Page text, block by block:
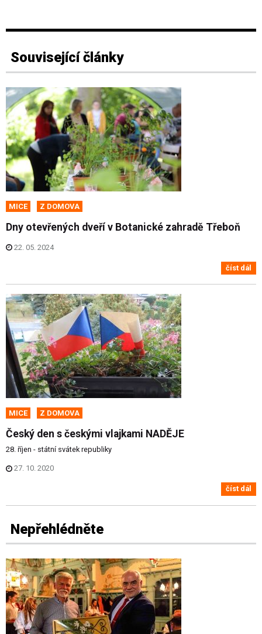
Související články
MICE Z DOMOVA
Dny otevřených dveří v Botanické zahradě Třeboň
22. 05. 2024
číst dál
MICE Z DOMOVA
Český den s českými vlajkami NADĚJE
28. říjen - státní svátek republiky
27. 10. 2020
číst dál
Nepřehlédněte